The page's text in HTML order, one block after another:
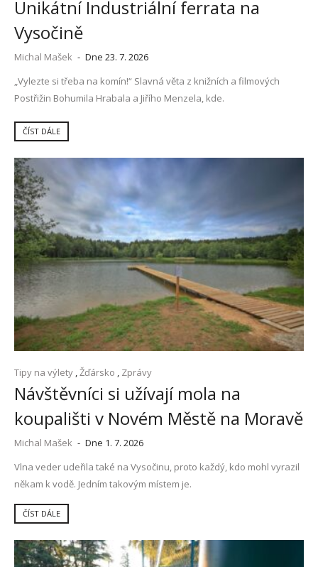
Unikátní Industriální ferrata na
Vysočině
Michal Mašek - Dne 23. 7. 2026
„Vylezte si třeba na komín!“ Slavná věta z knižních a filmových
Postřižin Bohumila Hrabala a Jiřího Menzela, kde.
ČÍST DÁLE
Tipy na výlety Žďársko Zprávy
Návštěvníci si užívají mola na
koupališti v Novém Městě na Moravě
Michal Mašek - Dne 1. 7. 2026
Vlna veder udeřila také na Vysočinu, proto každý, kdo mohl vyrazil
někam k vodě. Jedním takovým místem je.
ČÍST DÁLE